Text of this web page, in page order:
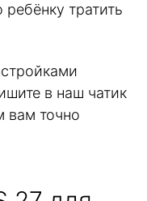
тратить
в наш чатик
вам точно